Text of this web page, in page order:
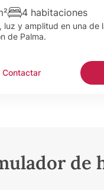
4 habitaciones
luz y amplitud en una de
de Palma.
Contactar
de